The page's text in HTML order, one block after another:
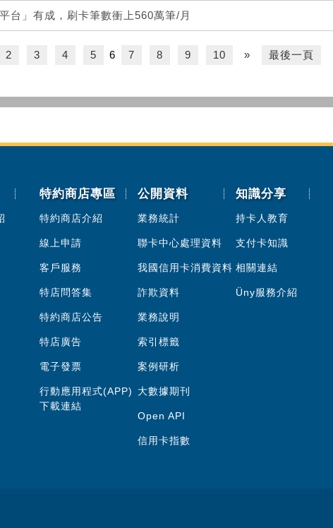
台」有成，刷卡筆數衝上560萬筆/月
2 3 4 5 6 7 8 9 10 » 最後一頁
特約商店專區
特約商店介紹
線上申請
客戶服務
特店問答集
特約商店公告
特店廣告
電子發票
行動應用程式(APP)
下載連結
公開資料
業務統計
聯卡中心處理資料
我國信用卡消費資料
詐欺資料
業務說明
索引標籤
案例研析
大數據期刊
Open API
信用卡指數
知識分享
持卡人教育
支付卡知識
相關連結
Üny服務介紹